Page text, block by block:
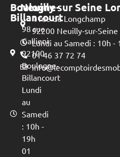
Boulogne-
Billancourt
98 rue
Gallieni
92100
Boulogne-
Billancourt
Lundi
au
Samedi
: 10h -
19h
01
Neuilly sur Seine
4 rue de Longchamp
92200 Neuilly-sur-Seine
Lundi au Samedi : 10h -
01 46 37 72 74